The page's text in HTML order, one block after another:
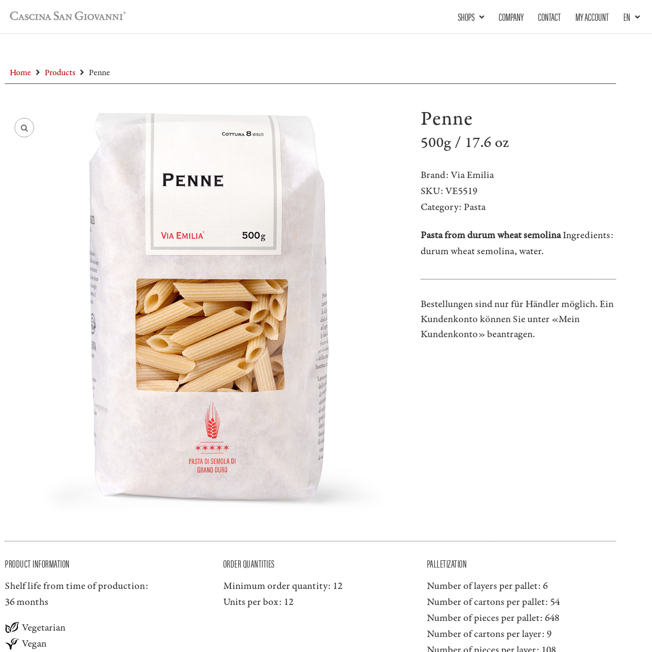
SHOPS COMPANY CONTACT MY ACCOUNT EN
Home Products Penne
Penne
500g / 17.6 oz
Brand: Via Emilia
SKU: VE5519
Category: Pasta
Pasta from durum wheat semolinaIngredients:
durum wheat semolina, water.
Bestellungen sind nur für Händler möglich. Ein
Kundenkonto können Sie unter «Mein
Kundenkonto»beantragen.
PRODUCT INFORMATION
Shelf life from time of production:
36 months
Vegetarian
Vegan
ORDER QUANTITIES
Minimum order quantity: 12
Units per box: 12
PALLETIZATION
Number of layers per pallet: 6
Number of cartons per pallet: 54
Number of pieces per pallet: 648
Number of cartons per layer: 9